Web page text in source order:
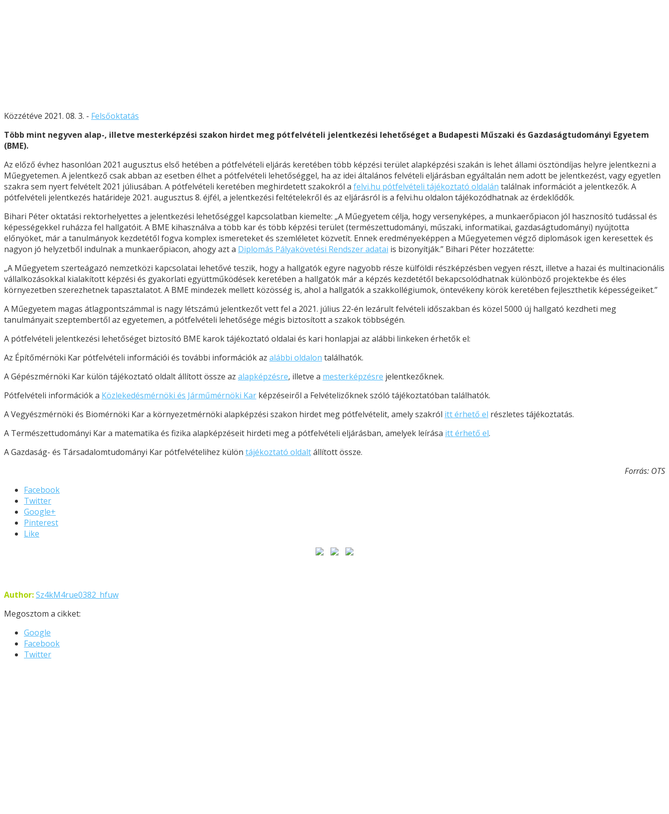
Közzétéve 2021. 08. 3. - Felsőoktatás
Több mint negyven alap-, illetve mesterképzési szakon hirdet meg pótfelvételi jelentkezési lehetőséget a Budapesti Műszaki és Gazdaságtudományi Egyetem
(BME).
Az előző évhez hasonlóan 2021 augusztus első hetében a pótfelvételi eljárás keretében több képzési terület alapképzési szakán is lehet állami ösztöndíjas helyre jelentkezni a
Műegyetemen. A jelentkező csak abban az esetben élhet a pótfelvételi lehetőséggel, ha az idei általános felvételi eljárásban egyáltalán nem adott be jelentkezést, vagy egyetlen
szakra sem nyert felvételt 2021 júliusában. A pótfelvételi keretében meghirdetett szakokról a felvi.hu pótfelvételi tájékoztató oldalán találnak információt a jelentkezők. A
pótfelvételi jelentkezés határideje 2021. augusztus 8. éjfél, a jelentkezési feltételekről és az eljárásról is a felvi.hu oldalon tájékozódhatnak az érdeklődők.
Bihari Péter oktatási rektorhelyettes a jelentkezési lehetőséggel kapcsolatban kiemelte: „A Műegyetem célja, hogy versenyképes, a munkaerőpiacon jól hasznosító tudással és
képességekkel ruházza fel hallgatóit. A BME kihasználva a több kar és több képzési terület (természettudományi, műszaki, informatikai, gazdaságtudományi) nyújtotta
előnyöket, már a tanulmányok kezdetétől fogva komplex ismereteket és szemléletet közvetít. Ennek eredményeképpen a Műegyetemen végző diplomások igen keresettek és
nagyon jó helyzetből indulnak a munkaerőpiacon, ahogy azt a Diplomás Pályakövetési Rendszer adatai is bizonyítják.” Bihari Péter hozzátette:
„A Műegyetem szerteágazó nemzetközi kapcsolatai lehetővé teszik, hogy a hallgatók egyre nagyobb része külföldi részképzésben vegyen részt, illetve a hazai és multinacionális
vállalkozásokkal kialakított képzési és gyakorlati együttműködések keretében a hallgatók már a képzés kezdetétől bekapcsolódhatnak különböző projektekbe és éles
környezetben szerezhetnek tapasztalatot. A BME mindezek mellett közösség is, ahol a hallgatók a szakkollégiumok, öntevékeny körök keretében fejleszthetik képességeiket.”
A Műegyetem magas átlagpontszámmal is nagy létszámú jelentkezőt vett fel a 2021. július 22-én lezárult felvételi időszakban és közel 5000 új hallgató kezdheti meg
tanulmányait szeptembertől az egyetemen, a pótfelvételi lehetősége mégis biztosított a szakok többségén.
A pótfelvételi jelentkezési lehetőséget biztosító BME karok tájékoztató oldalai és kari honlapjai az alábbi linkeken érhetők el:
Az Építőmérnöki Kar pótfelvételi információi és további információk az alábbi oldalon találhatók.
A Gépészmérnöki Kar külön tájékoztató oldalt állított össze az alapképzésre, illetve a mesterképzésre jelentkezőknek.
Pótfelvételi információk a Közlekedésmérnöki és Járműmérnöki Kar képzéseiről a Felvételizőknek szóló tájékoztatóban találhatók.
A Vegyészmérnöki és Biomérnöki Kar a környezetmérnöki alapképzési szakon hirdet meg pótfelvételit, amely szakról itt érhető el részletes tájékoztatás.
A Természettudományi Kar a matematika és fizika alapképzéseit hirdeti meg a pótfelvételi eljárásban, amelyek leírása itt érhető el.
A Gazdaság- és Társadalomtudományi Kar pótfelvételihez külön tájékoztató oldaltállított össze.
Forrás: OTS
Facebook
Twitter
Google+
Pinterest
Like
Author:Sz4kM4rue0382_hfuw
Megosztom a cikket:
Google
Facebook
Twitter